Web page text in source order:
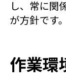
し、常に関
が方針です。
作業環